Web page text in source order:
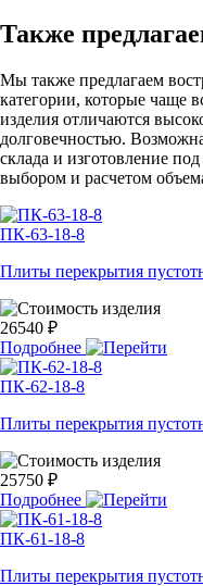
Также
Мы также предлагаем
категории, которые чаще
изделия отличаются
долговечностью.
склада и изготовление
выбором и расчетом
ПК-63-18-8
Плиты перекрытия
26540 ₽
Подробнее
ПК-62-18-8
Плиты перекрытия
25750 ₽
Подробнее
ПК-61-18-8
Плиты перекрытия